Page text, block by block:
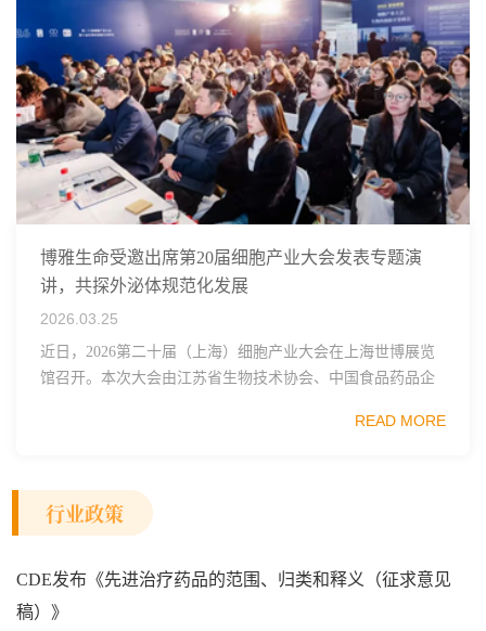
博雅生命受邀出席第20届细胞产业大会发表专题演
讲，共探外泌体规范化发展
2026.03.25
近日，2026第二十届（上海）细胞产业大会在上海世博展览
馆召开。本次大会由江苏省生物技术协会、中国食品药品企
范区生物医药行业协会、瑞士日内瓦长寿科学...
READ MORE
行业政策
CDE发布《先进治疗药品的范围、归类和释义（征求意见
稿）》